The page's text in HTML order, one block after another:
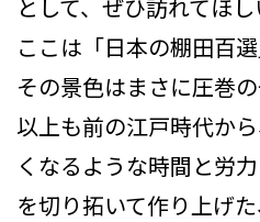
として、ぜひ訪れてほ
ここは「日本の棚田百
その景色はまさに圧巻
以上も前の江戸時代か
くなるような時間と労
を切り拓いて作り上げ